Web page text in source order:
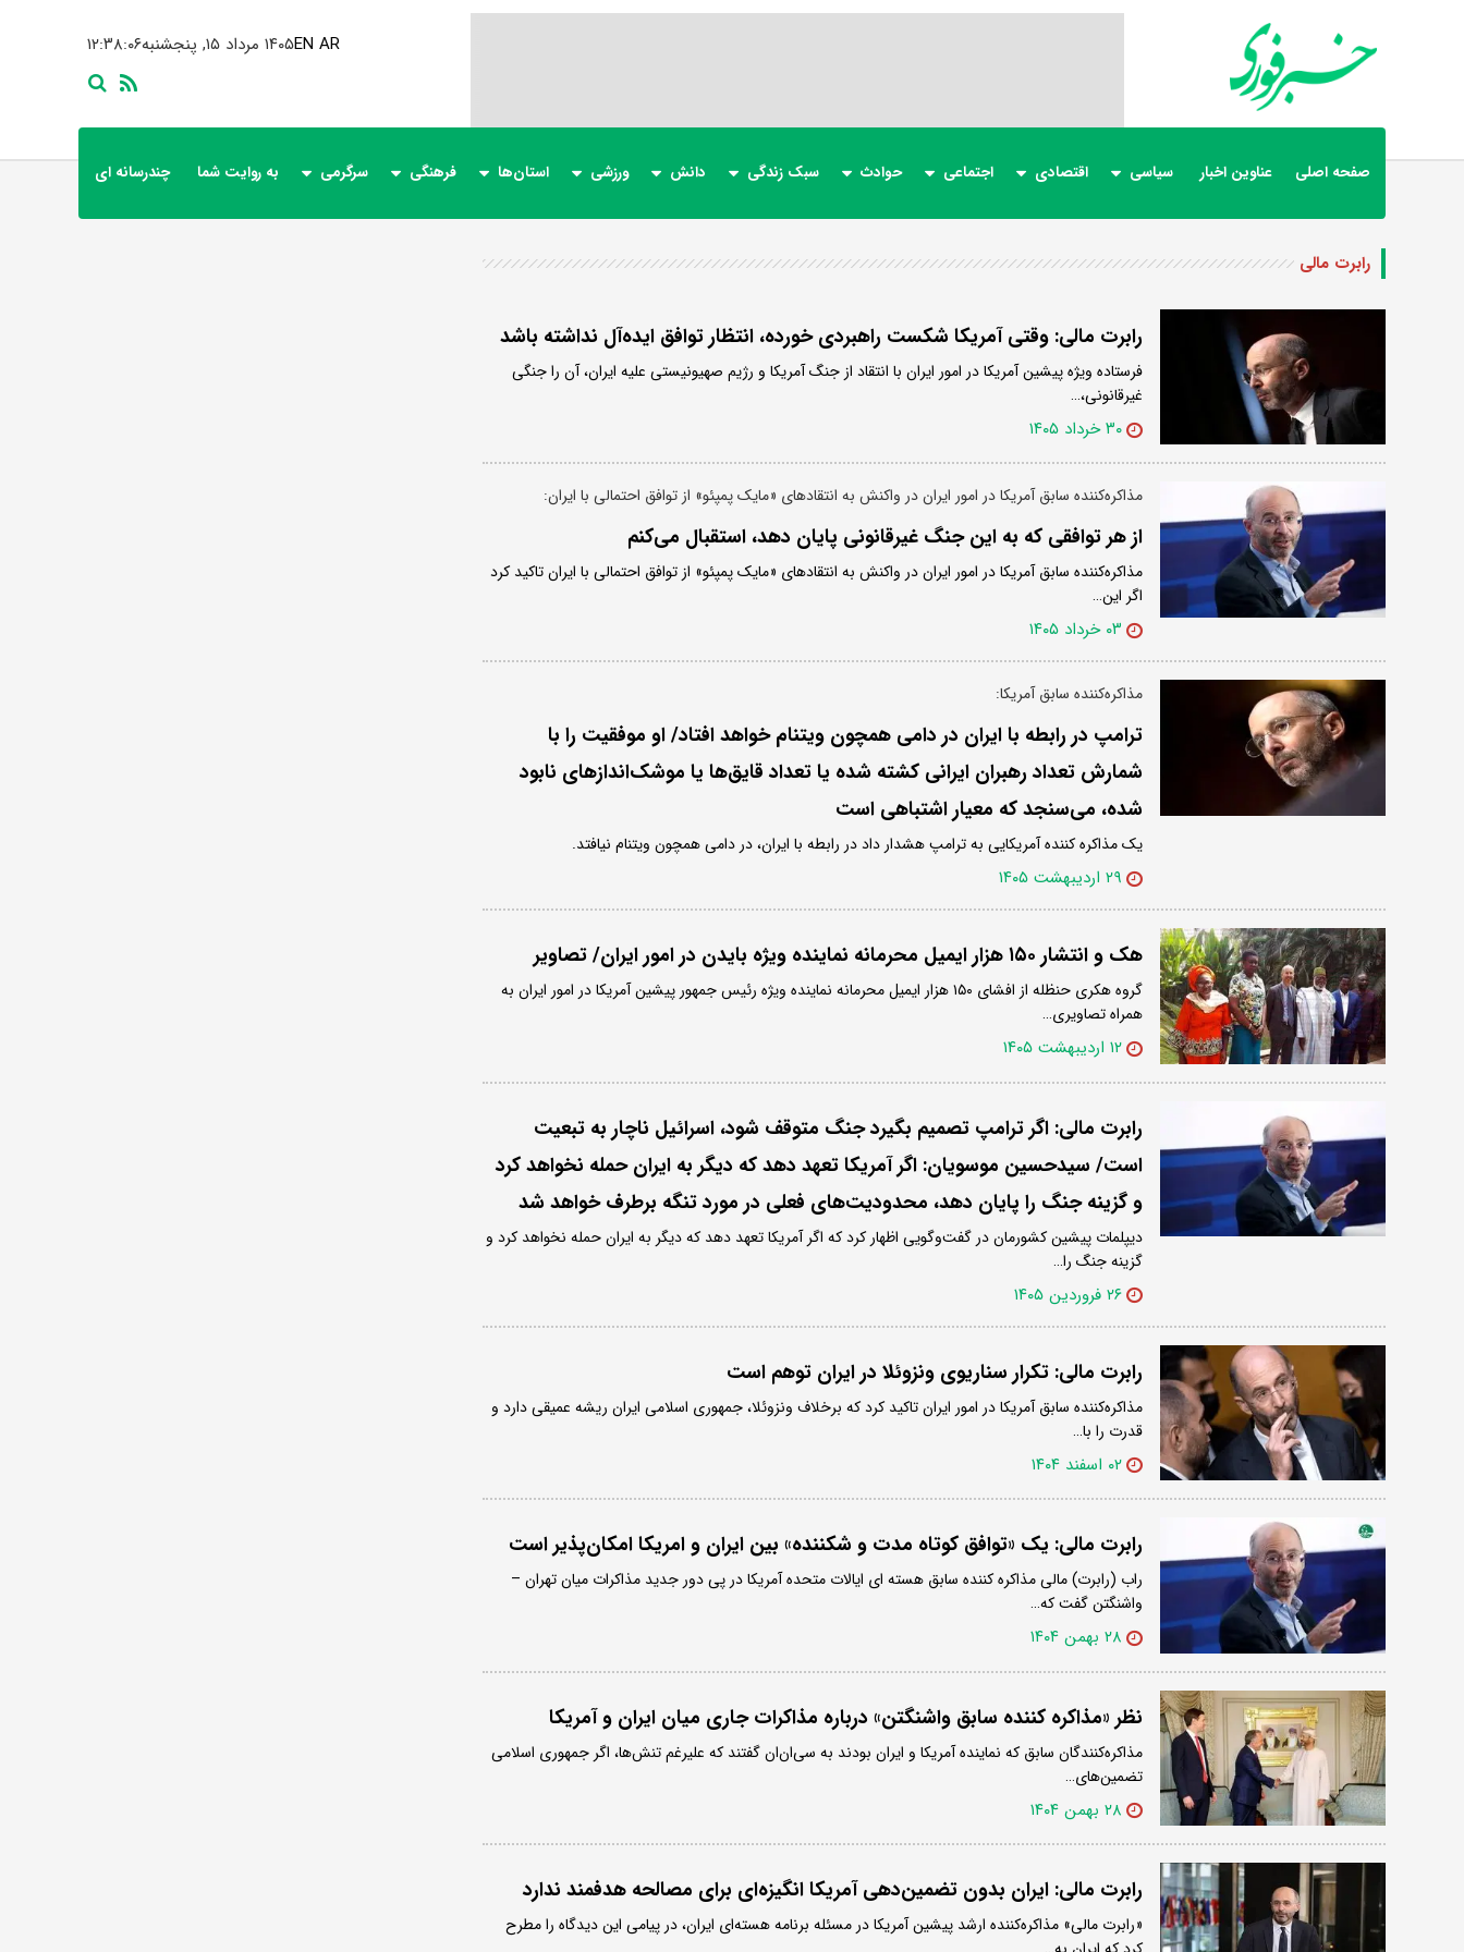
۱۲:۳۸:۰۶ ۱۴۰۵ مرداد ۱۵, پنجشنبهEN AR
صفحه اصلی عناوین اخبار سیاسی اقتصادی اجتماعی حوادث سبک زندگی دانش ورزشی استان‌ها فرهنگی سرگرمی به روایت شما چندرسانه ای
رابرت مالی
رابرت مالی: وقتی آمریکا شکست راهبردی خورده‌، انتظار توافق ایده‌آل نداشته باشد
فرستاده ویژه پیشین آمریکا در امور ایران با انتقاد از جنگ آمریکا و رژیم صهیونیستی علیه ایران، آن را جنگی
غیرقانونی،…
۳۰ خرداد ۱۴۰۵
مذاکره‌کننده سابق آمریکا در امور ایران در واکنش به انتقادهای «مایک پمپئو» از توافق احتمالی با ایران:
از هر توافقی که به این جنگ غیرقانونی پایان دهد، استقبال می‌کنم
مذاکره‌کننده سابق آمریکا در امور ایران در واکنش به انتقادهای «مایک پمپئو» از توافق احتمالی با ایران تاکید کرد
اگر این…
۰۳ خرداد ۱۴۰۵
مذاکره‌کننده سابق آمریکا:
ترامپ در رابطه با ایران در دامی همچون ویتنام خواهد افتاد/ او موفقیت را با
شمارش تعداد رهبران ایرانی کشته شده یا تعداد قایق‌ها یا موشک‌اندازهای نابود
شده‌، می‌سنجد که معیار اشتباهی است
یک مذاکره کننده آمریکایی به ترامپ هشدار داد در رابطه با ایران، در دامی همچون ویتنام نیافتد.
۲۹ اردیبهشت ۱۴۰۵
هک و انتشار ۱۵۰ هزار ایمیل محرمانه نماینده ویژه بایدن در امور ایران/ تصاویر
گروه هکری حنظله از افشای ۱۵۰ هزار ایمیل محرمانه نماینده ویژه رئیس‌ جمهور پیشین آمریکا در امور ایران به
همراه تصاویری…
۱۲ اردیبهشت ۱۴۰۵
رابرت مالی: اگر ترامپ تصمیم بگیرد جنگ متوقف شود، اسرائیل ناچار به تبعیت
است/ سیدحسین موسویان: اگر آمریکا تعهد دهد که دیگر به ایران حمله نخواهد کرد
و گزینه جنگ را پایان دهد، محدودیت‌های فعلی در مورد تنگه برطرف خواهد شد
دیپلمات پیشین کشورمان در گفت‌وگویی اظهار کرد که اگر آمریکا تعهد دهد که دیگر به ایران حمله نخواهد کرد و
گزینه جنگ را…
۲۶ فروردین ۱۴۰۵
رابرت مالی: تکرار سناریوی ونزوئلا در ایران توهم است
مذاکره‌کننده سابق آمریکا در امور ایران تاکید کرد که برخلاف ونزوئلا، جمهوری اسلامی ایران ریشه‌ عمیقی دارد و
قدرت را با…
۰۲ اسفند ۱۴۰۴
رابرت مالی: یک «توافق کوتاه مدت و شکننده» بین ایران و امریکا امکان‌پذیر است
راب (رابرت) مالی مذاکره کننده سابق هسته ای ایالات متحده آمریکا در پی دور جدید مذاکرات میان تهران –
واشنگتن گفت که…
۲۸ بهمن ۱۴۰۴
نظر «مذاکره کننده سابق واشنگتن» درباره مذاکرات جاری میان ایران و آمریکا
مذاکره‌کنندگان سابق که نماینده آمریکا و ایران بودند به سی‌ان‌ان گفتند که علیرغم تنش‌ها، اگر جمهوری اسلامی
تضمین‌های…
۲۸ بهمن ۱۴۰۴
رابرت مالی: ایران بدون تضمین‌دهی آمریکا انگیزه‌ای برای مصالحه هدفمند ندارد
«رابرت مالی» مذاکره‌کننده ارشد پیشین آمریکا در مسئله برنامه هسته‌ای ایران، در پیامی این دیدگاه را مطرح